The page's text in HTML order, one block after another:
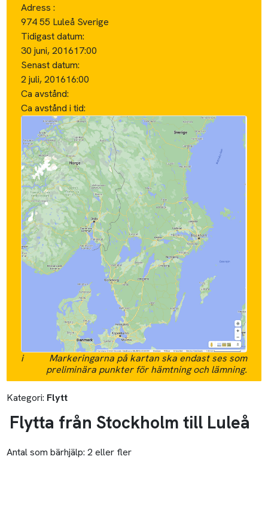
Adress :
974 55 Luleå Sverige
Tidigast datum:
30 juni, 201617:00
Senast datum:
2 juli, 201616:00
Ca avstånd:
Ca avstånd i tid:
i
Markeringarna på kartan ska endast ses som
preliminära punkter för hämtning och lämning.
Kategori: Flytt
Flytta från Stockholm till Luleå
Antal som bärhjälp: 2 eller fler